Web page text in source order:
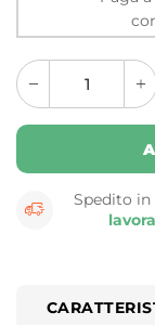
quantity
button
Spedito in